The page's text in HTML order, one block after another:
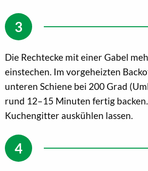
Die Rechtecke mit einer Gabel
einstechen. Im vorgeheizten
unteren Schiene bei 200 Grad
rund 12–15 Minuten fertig
Kuchengitter auskühlen lassen.